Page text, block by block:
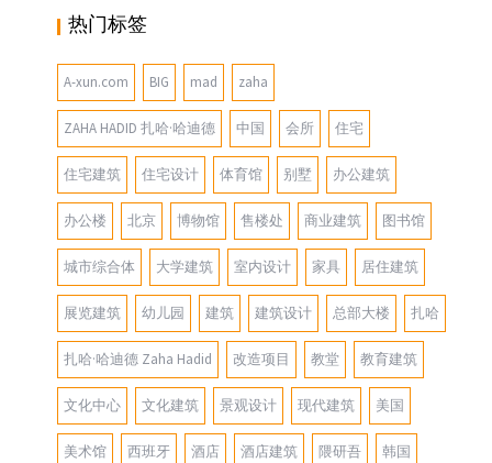
热门标签
A-xun.com BIG mad zaha
ZAHA HADID 扎哈·哈迪德 中国 会所 住宅
住宅建筑 住宅设计 体育馆 别墅 办公建筑
办公楼 北京 博物馆 售楼处 商业建筑 图书馆
城市综合体 大学建筑 室内设计 家具 居住建筑
展览建筑 幼儿园 建筑 建筑设计 总部大楼 扎哈
扎哈·哈迪德 Zaha Hadid 改造项目 教堂 教育建筑
文化中心 文化建筑 景观设计 现代建筑 美国
美术馆 西班牙 酒店 酒店建筑 隈研吾 韩国